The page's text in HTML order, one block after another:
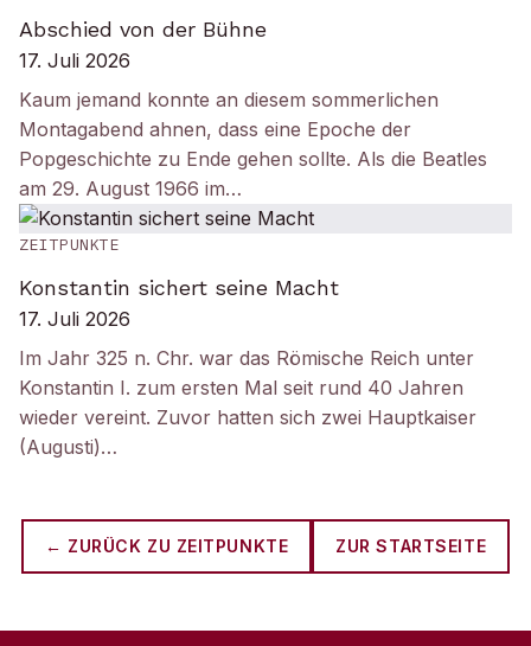
Abschied von der Bühne
17. Juli 2026
Kaum jemand konnte an diesem sommerlichen
Montagabend ahnen, dass eine Epoche der
Popgeschichte zu Ende gehen sollte. Als die Beatles
am 29. August 1966 im…
ZEITPUNKTE
Konstantin sichert seine Macht
17. Juli 2026
Im Jahr 325 n. Chr. war das Römische Reich unter
Konstantin I. zum ersten Mal seit rund 40 Jahren
wieder vereint. Zuvor hatten sich zwei Hauptkaiser
(Augusti)…
← ZURÜCK ZU ZEITPUNKTE ZUR STARTSEITE